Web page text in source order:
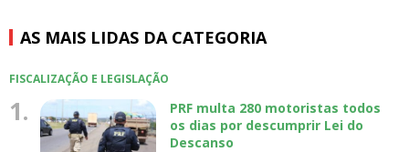
AS MAIS LIDAS DA CATEGORIA
FISCALIZAÇÃO E LEGISLAÇÃO
1.
PRF multa 280 motoristas todos
os dias por descumprir Lei do
Descanso